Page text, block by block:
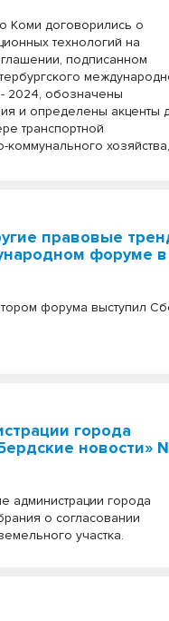
Коми договорились о
технологий на
подписанном
2024, обозначены
и определены акценты
транспортной
хозяйства,
правовые
форуме в
форума выступил
города
новости»
администрации города
о согласовании
участка.